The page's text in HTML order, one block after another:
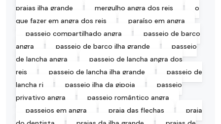
praias ilha grande
mergulho angra dos reis
o
que fazer em angra dos reis
paraíso em angra
passeio compartilhado angra
passeio de barco
angra
passeio de barco ilha grande
passeio
de lancha angra
passeio de lancha angra dos
reis
passeio de lancha ilha grande
passeio de
lancha rj
passeio ilha da gipoia
passeio
privativo angra
passeio romântico angra
passeios em angra
praia das flechas
praia